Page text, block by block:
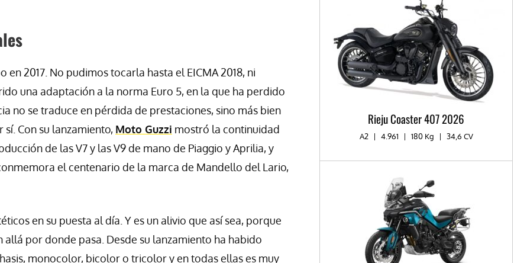
2017. No pudimos tocarla hasta el EICMA 2018, ni
una adaptación a la norma Euro 5, en la que ha perdido
no se traduce en pérdida de prestaciones, sino más bien
Con su lanzamiento, Moto Guzzi mostró la continuidad
de las V7 y las V9 de mano de Piaggio y Aprilia, y
el centenario de la marca de Mandello del Lario,
en su puesta al día. Y es un alivio que así sea, porque
por donde pasa. Desde su lanzamiento ha habido
monocolor, bicolor o tricolor y en todas ellas es muy
Rieju Coaster 407 2026
A2 | 4.961 | 180 Kg | 34,6 CV